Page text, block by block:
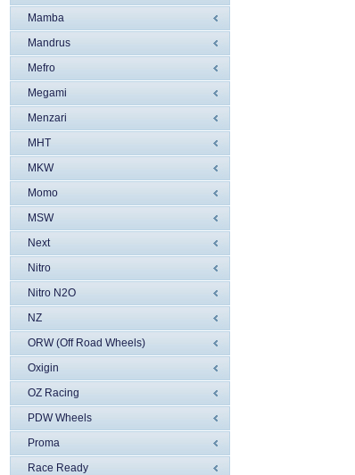
Mamba
Mandrus
Mefro
Megami
Menzari
MHT
MKW
Momo
MSW
Next
Nitro
Nitro N2O
NZ
ORW (Off Road Wheels)
Oxigin
OZ Racing
PDW Wheels
Proma
Race Ready